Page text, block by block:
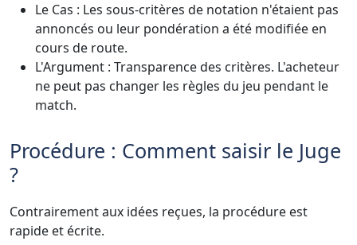
Le Cas : Les sous-critères de notation n'étaient pas
annoncés ou leur pondération a été modifiée en
cours de route.
L'Argument : Transparence des critères. L'acheteur
ne peut pas changer les règles du jeu pendant le
match.
Procédure : Comment saisir le Juge
?
Contrairement aux idées reçues, la procédure est
rapide et écrite.